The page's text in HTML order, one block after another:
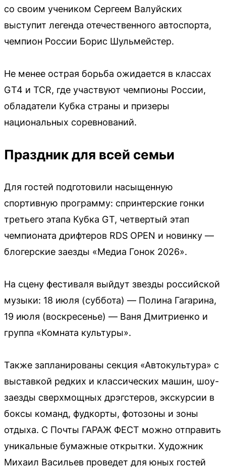
со своим учеником Сергеем Валуйских
выступит легенда отечественного автоспорта,
чемпион России Борис Шульмейстер.
Не менее острая борьба ожидается в классах
GT4 и TCR, где участвуют чемпионы России,
обладатели Кубка страны и призеры
национальных соревнований.
Праздник для всей семьи
Для гостей подготовили насыщенную
спортивную программу: спринтерские гонки
третьего этапа Кубка GT, четвертый этап
чемпионата дрифтеров RDS OPEN и новинку —
блогерские заезды «Медиа Гонок 2026».
На сцену фестиваля выйдут звезды российской
музыки: 18 июля (суббота) — Полина Гагарина,
19 июля (воскресенье) — Ваня Дмитриенко и
группа «Комната культуры».
Также запланированы секция «Автокультура» с
выставкой редких и классических машин, шоу-
заезды сверхмощных дрэгстеров, экскурсии в
боксы команд, фудкорты, фотозоны и зоны
отдыха. С Почты ГАРАЖ ФЕСТ можно отправить
уникальные бумажные открытки. Художник
Михаил Васильев проведет для юных гостей